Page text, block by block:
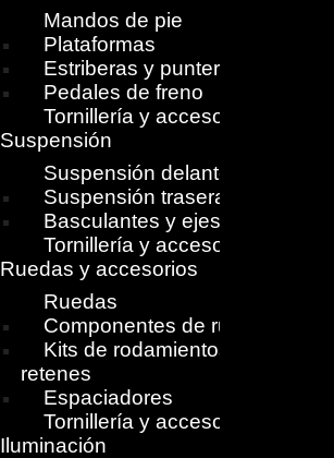
Mandos de pie
Plataformas
Estriberas y punteras
Pedales de freno
Tornillería y accesorios
Suspensión
Suspensión delantera
Suspensión trasera
Basculantes y ejes
Tornillería y accesorios
Ruedas y accesorios
Ruedas
Componentes de ruedas
Kits de rodamientos y
retenes
Espaciadores
Tornillería y accesorios
Iluminación